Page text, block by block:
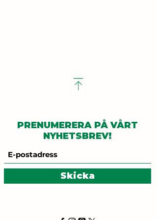
PRENUMERERA PÅ VÅRT
NYHETSBREV!
Skicka